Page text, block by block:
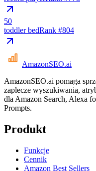
50
toddler bedRank #804
AmazonSEO.ai
AmazonSEO.ai pomaga
zaplecze wyszukiwania,
dla Amazon Search, Alexa
Prompts.
Produkt
Funkcje
Cennik
Amazon Best Sellers